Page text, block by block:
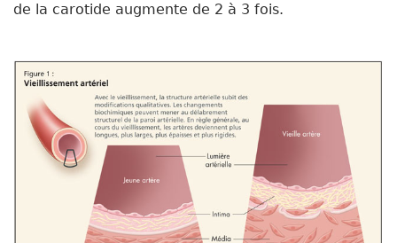
de la carotide augmente de 2 à 3 fois.